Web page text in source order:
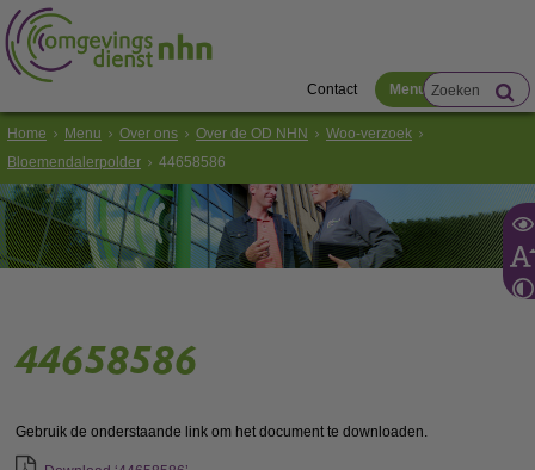
Contact Menu
Home Menu Over ons Over de OD NHN
Woo-verzoek
Bloemendalerpolder
44658586
44658586
Gebruik de onderstaande link om het document te downloaden.